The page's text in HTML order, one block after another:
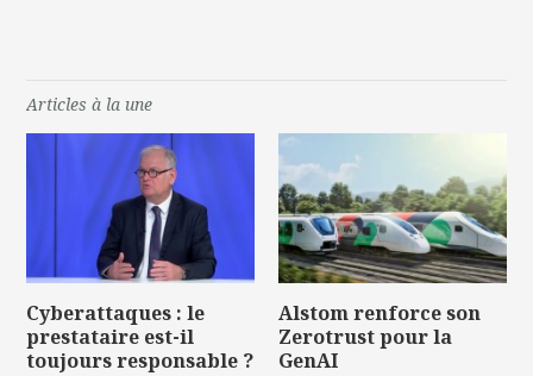
Articles à la une
Cyberattaques : le
prestataire est-il
toujours responsable ?
Alstom renforce son
Zerotrust pour la
GenAI